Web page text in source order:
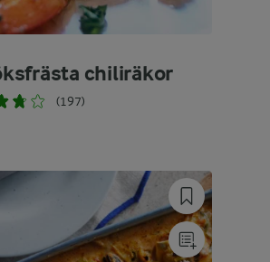
chiliräkor
(197)